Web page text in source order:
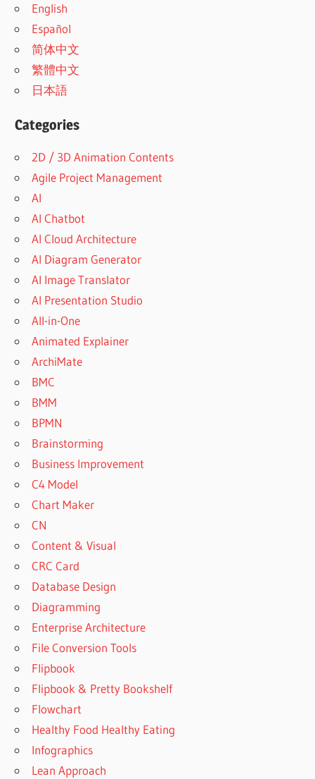
English
Español
简体中文
繁體中文
日本語
Categories
2D / 3D Animation Contents
Agile Project Management
AI
AI Chatbot
AI Cloud Architecture
AI Diagram Generator
AI Image Translator
AI Presentation Studio
All-in-One
Animated Explainer
ArchiMate
BMC
BMM
BPMN
Brainstorming
Business Improvement
C4 Model
Chart Maker
CN
Content & Visual
CRC Card
Database Design
Diagramming
Enterprise Architecture
File Conversion Tools
Flipbook
Flipbook & Pretty Bookshelf
Flowchart
Healthy Food Healthy Eating
Infographics
Lean Approach